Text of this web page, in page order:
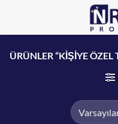
ÜRÜNLER “KIŞIYE